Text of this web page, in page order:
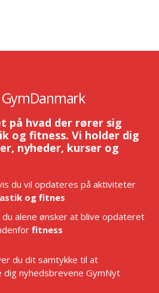
på hvad der rører sig
og fitness. Vi holder dig
nyheder, kurser og
du vil opdateres på aktiviteter
og fitnes
alene ønsker at blive opdateret
fitness
du dit samtykke til at
dig nyhedsbrevene GymNyt